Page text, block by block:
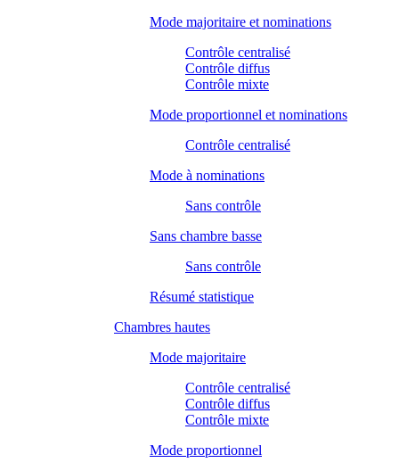
Mode majoritaire et nominations
Contrôle centralisé
Contrôle diffus
Contrôle mixte
Mode proportionnel et nominations
Contrôle centralisé
Mode à nominations
Sans contrôle
Sans chambre basse
Sans contrôle
Résumé statistique
Chambres hautes
Mode majoritaire
Contrôle centralisé
Contrôle diffus
Contrôle mixte
Mode proportionnel